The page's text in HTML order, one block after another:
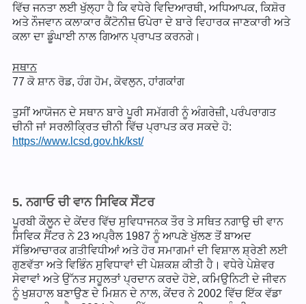
ਵਿੱਚ ਜਨਤਾ ਲਈ ਖੁੱਲ੍ਹਾ ਹੈ ਕਿ ਵਧੇਰੇ ਵਿਦਿਆਰਥੀ, ਅਧਿਆਪਕ, ਕਿਸ਼ੋਰ
ਅਤੇ ਨੌਜਵਾਨ ਕਲਾਕਾਰ ਕੈਂਟੋਨੀਜ਼ ਓਪੇਰਾ ਦੇ ਬਾਰੇ ਵਿਹਾਰਕ ਜਾਣਕਾਰੀ ਅਤੇ
ਕਲਾ ਦਾ ਡੂੰਘਾਈ ਨਾਲ ਗਿਆਨ ਪ੍ਰਾਪਤ ਕਰਨਗੇ।
ਸਥਾਨ
77 ਕੋ ਸ਼ਾਨ ਰੋਡ, ਹੰਗ ਹੋਮ, ਕੋਵਲੁਨ, ਹਾਂਗਕਾਂਗ
ਤੁਸੀਂ ਆਯੋਜਨ ਦੇ ਸਥਾਨ ਬਾਰੇ ਪੂਰੀ ਸਮੱਗਰੀ ਨੂੰ ਅੰਗਰੇਜ਼ੀ, ਪਰੰਪਰਾਗਤ
ਚੀਨੀ ਜਾਂ ਸਰਲੀਕ੍ਰਿਤ ਚੀਨੀ ਵਿੱਚ ਪ੍ਰਾਪਤ ਕਰ ਸਕਦੇ ਹੋ:
https://www.lcsd.gov.hk/kst/
5. ਨਗਾਓ ਚੀ ਵਾਨ ਸਿਵਿਕ ਸੇੰਟਰ
ਪੂਰਬੀ ਕੌਲੂਨ ਦੇ ਕੇਂਦਰ ਵਿੱਚ ਸੁਵਿਧਾਜਨਕ ਤੌਰ ਤੇ ਸਥਿਤ ਨਗਾਉ ਚੀ ਵਾਨ
ਸਿਵਿਕ ਸੈਂਟਰ ਨੇ 23 ਅਪ੍ਰੈਲ 1987 ਨੂੰ ਆਪਣੇ ਖੁੱਲਣ ਤੋਂ ਬਾਅਦ
ਸੱਭਿਆਚਾਰਕ ਗਤੀਵਿਧੀਆਂ ਅਤੇ ਹੋਰ ਸਮਾਗਮਾਂ ਦੀ ਵਿਸ਼ਾਲ ਸ਼੍ਰੇਣੀ ਲਈ
ਗੁਣਵੱਤਾ ਅਤੇ ਵਿਭਿੰਨ ਸੁਵਿਧਾਵਾਂ ਦੀ ਪੇਸ਼ਕਸ਼ ਕੀਤੀ ਹੈ। ਵਧੇਰੇ ਪੇਸ਼ੇਵਰ
ਸੇਵਾਵਾਂ ਅਤੇ ਉੱਨਤ ਸਹੂਲਤਾਂ ਪ੍ਰਦਾਨ ਕਰਦੇ ਹੋਏ, ਕਮਿਉਨਿਟੀ ਦੇ ਜੀਵਨ
ਨੂੰ ਖੁਸ਼ਹਾਲ ਬਣਾਉਣ ਦੇ ਮਿਸ਼ਨ ਦੇ ਨਾਲ, ਕੇਂਦਰ ਨੇ 2002 ਵਿੱਚ ਇੱਕ ਵੱਡਾ